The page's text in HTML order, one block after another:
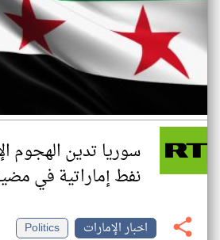
سوريا تدين الهجوم
نفط إماراتية في
اخبار الإمارات
Politics